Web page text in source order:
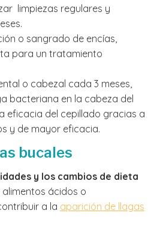
limpiezas regulares y
o sangrado de encías,
para un tratamiento
o cabezal cada 3 meses,
bacteriana en la cabeza del
eficacia del cepillado gracias a
y de mayor eficacia.
bucales
y los cambios de dieta
ácidos o
a la aparición de llagas